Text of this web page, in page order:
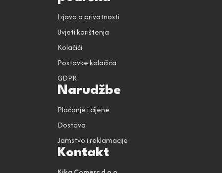
Izjava o privatnosti
Uvjeti korištenja
Kolačići
Postavke kolačića
GDPR
Narudžbe
Plaćanje i cijene
Dostava
Jamstvo i reklamacije
Kontakt